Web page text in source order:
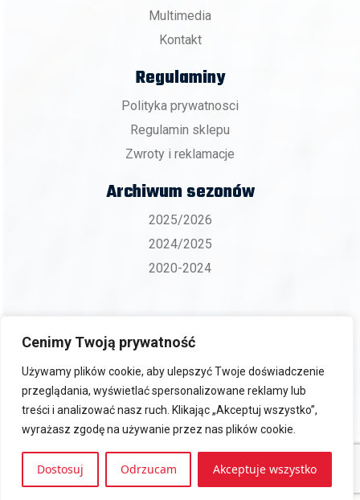
Cenimy Twoją prywatność
Używamy plików cookie, aby ulepszyć Twoje doświadczenie
przeglądania, wyświetlać spersonalizowane reklamy lub
treści i analizować nasz ruch. Klikając „Akceptuj wszystko”,
wyrażasz zgodę na używanie przez nas plików cookie.
Dostosuj Odrzucam Akceptuje wszystko
Multimedia
Kontakt
Regulaminy
Polityka prywatnosci
Regulamin sklepu
Zwroty i reklamacje
Archiwum sezonów
2025/2026
2024/2025
2020-2024
Copyright 2026 © BKS ZGO Bielsko-Biała.
Projekt i realizacja: www.wertui.pl